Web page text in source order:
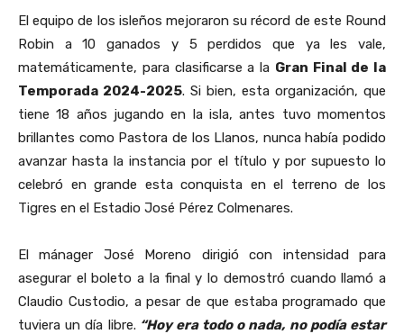
El equipo de los isleños mejoraron su récord de este Round
Robin a 10 ganados y 5 perdidos que ya les vale,
matemáticamente, para clasificarse a la Gran Final de la
Temporada 2024-2025. Si bien, esta organización, que
tiene 18 años jugando en la isla, antes tuvo momentos
brillantes como Pastora de los Llanos, nunca había podido
avanzar hasta la instancia por el título y por supuesto lo
celebró en grande esta conquista en el terreno de los
Tigres en el Estadio José Pérez Colmenares.
El mánager José Moreno dirigió con intensidad para
asegurar el boleto a la final y lo demostró cuando llamó a
Claudio Custodio, a pesar de que estaba programado que
tuviera un día libre. “Hoy era todo o nada, no podía estar